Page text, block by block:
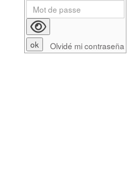
Olvidé mi contraseña